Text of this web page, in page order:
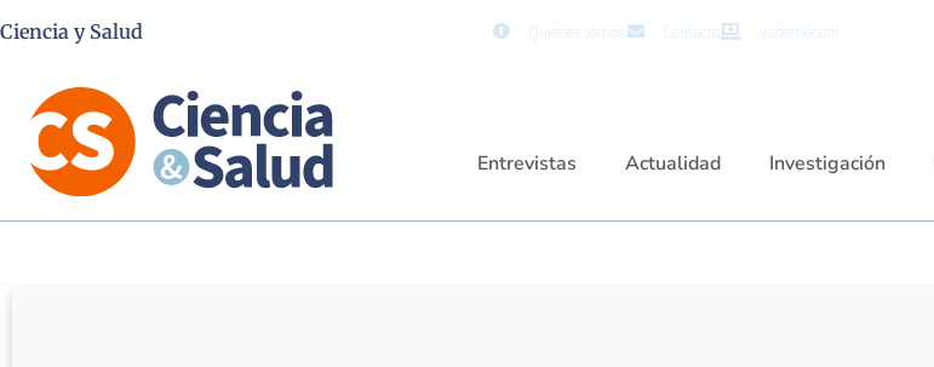
Ciencia y Salud Quiénes somos Contacto Vademécum
Entrevistas Actualidad Investigación